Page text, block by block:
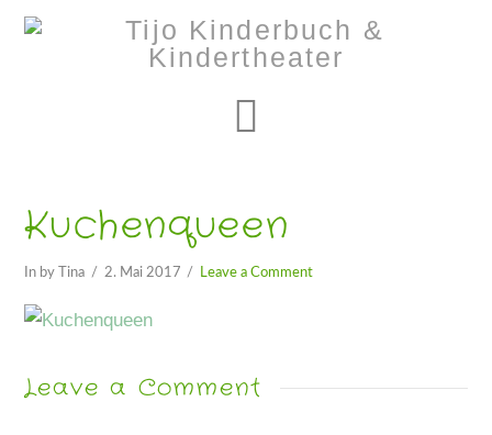
Kuchenqueen
In by Tina 2. Mai 2017 Leave a Comment
Leave a Comment